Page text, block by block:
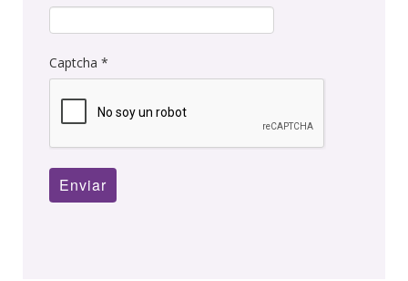
Captcha *
Enviar